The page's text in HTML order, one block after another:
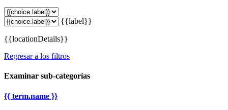
{{label}}
{{locationDetails}}
Regresar a los filtros
Examinar sub-categorías
{{ term.name }}